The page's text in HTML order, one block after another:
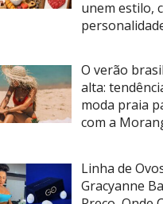
unem estilo,
O verão
alta:
moda praia
com a
Linha de
Gracyanne